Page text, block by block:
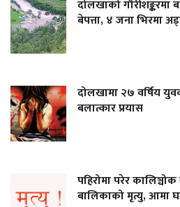
दोलखाको गौरीशङ्करमा
बेपत्ता, ४ जना भिरमा
दोलखामा २७ वर्षिय
बलात्कार प्रयास
पहिरोमा परेर
बालिकाको मृत्यु, आमा